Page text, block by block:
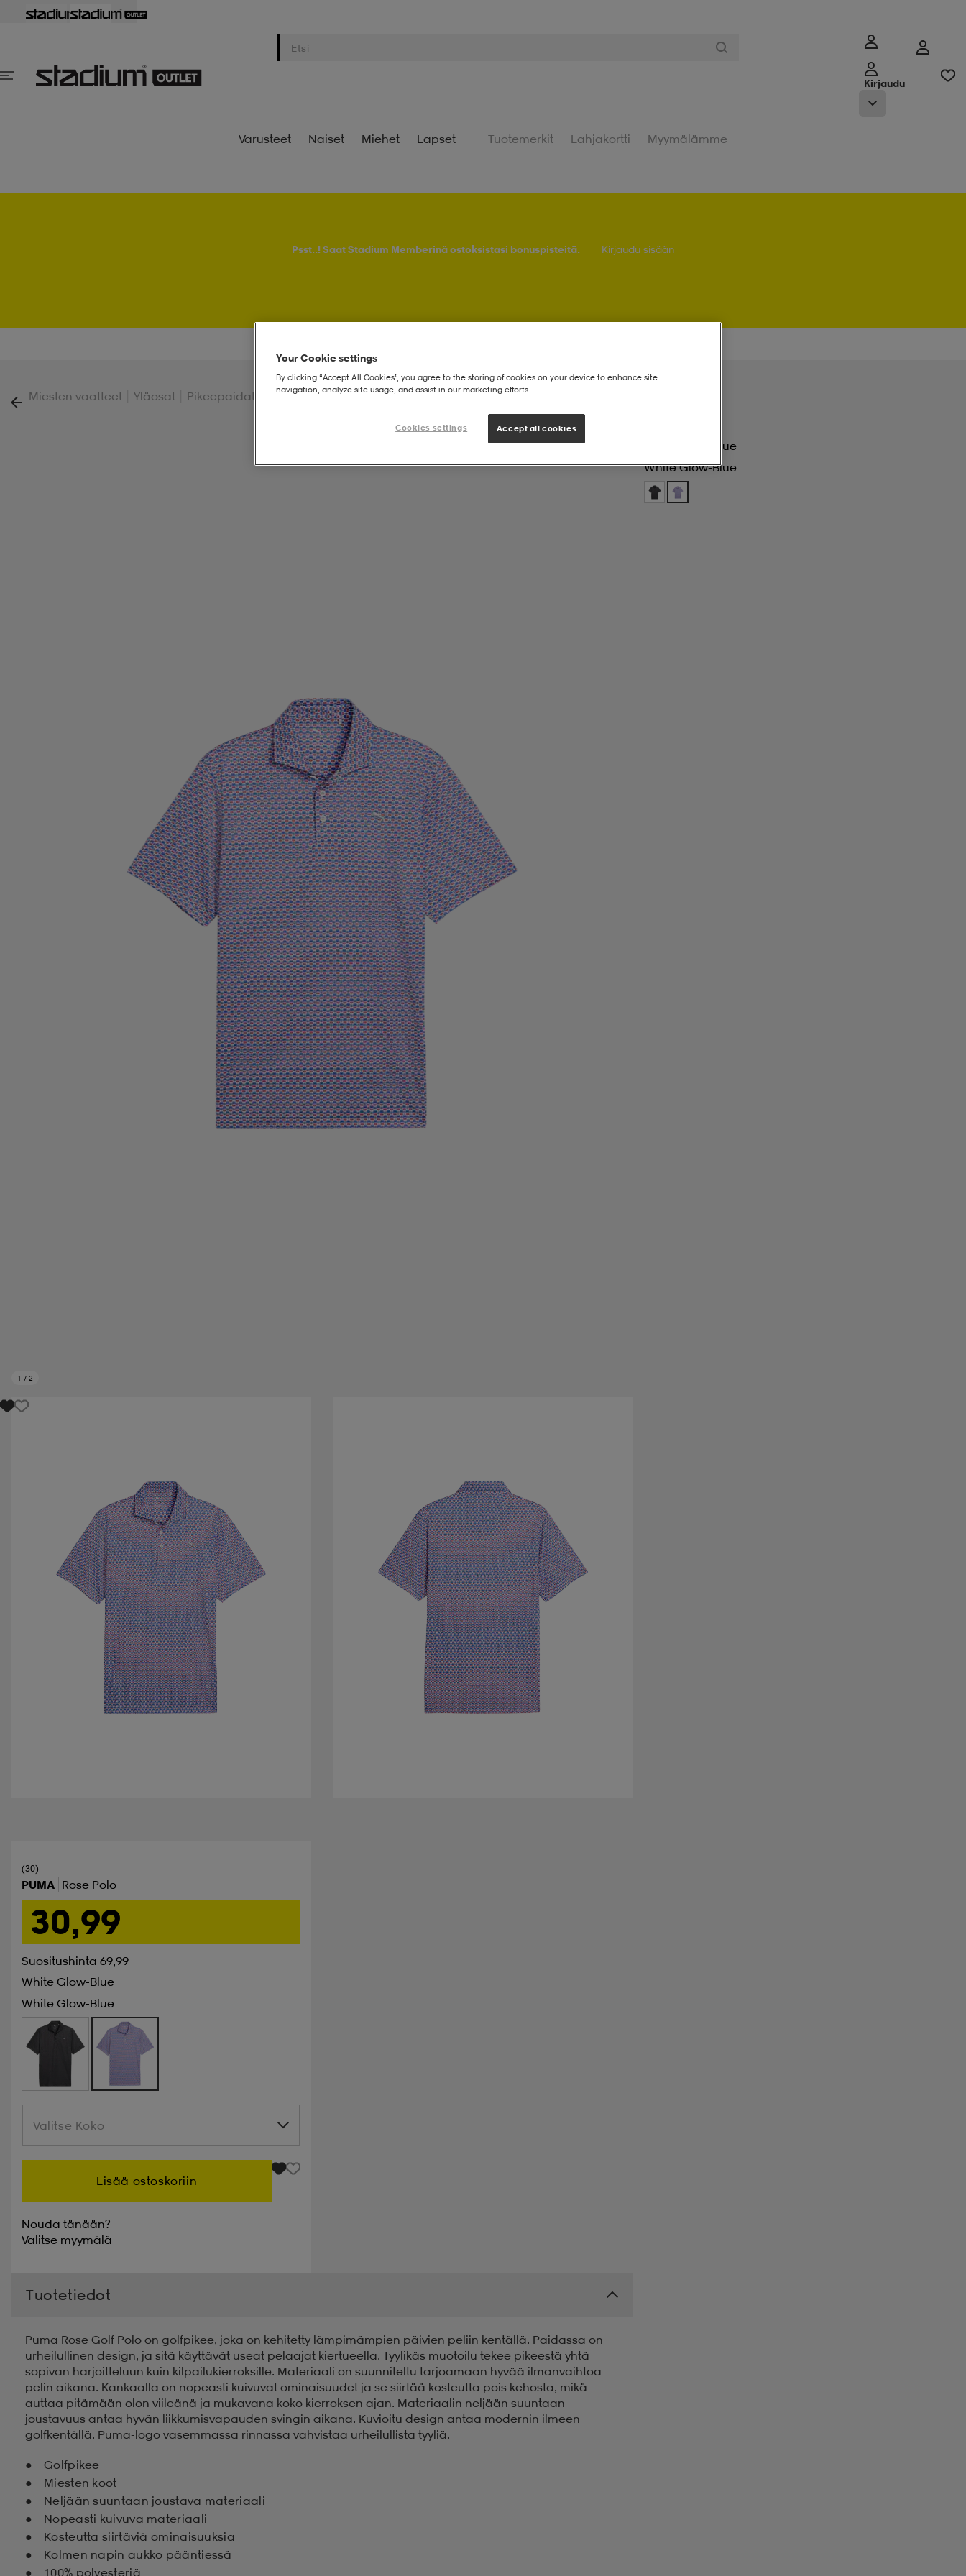
Kirjaudu
Varusteet Naiset Miehet Lapset Tuotemerkit Lahjakortti Myymälämme
Psst..! Saat Stadium Memberinä ostoksistasi bonuspisteitä. Kirjaudu sisään
Miesten vaatteet Yläosat Pikeepaidat ja paidat | Rose Polo
1 / 2
White Glow-Blue
White Glow-Blue
(30)
PUMA Rose Polo
30,99
Suositushinta 69,99
White Glow-Blue
White Glow-Blue
Valitse Koko
Valitse Koko
Lisää ostoskoriin
Nouda tänään?
Valitse myymälä
Tuotetiedot
Puma Rose Golf Polo on golfpikee, joka on kehitetty lämpimämpien päivien peliin kentällä. Paidassa on
urheilullinen design, ja sitä käyttävät useat pelaajat kiertueella. Tyylikäs muotoilu tekee pikeestä yhtä
sopivan harjoitteluun kuin kilpailukierroksille. Materiaali on suunniteltu tarjoamaan hyvää ilmanvaihtoa
pelin aikana. Kankaalla on nopeasti kuivuvat ominaisuudet ja se siirtää kosteutta pois kehosta, mikä
auttaa pitämään olon viileänä ja mukavana koko kierroksen ajan. Materiaalin neljään suuntaan
joustavuus antaa hyvän liikkumisvapauden svingin aikana. Kuvioitu design antaa modernin ilmeen
golfkentällä. Puma-logo vasemmassa rinnassa vahvistaa urheilullista tyyliä.
Golfpikee
Miesten koot
Neljään suuntaan joustava materiaali
Nopeasti kuivuva materiaali
Kosteutta siirtäviä ominaisuuksia
Kolmen napin aukko pääntiessä
100% polyesteriä
Your Cookie settings
By clicking “Accept All Cookies”, you agree to the storing of cookies on your device to enhance site
navigation, analyze site usage, and assist in our marketing efforts.
Cookies settings Accept all cookies